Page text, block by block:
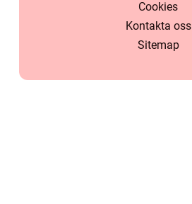
Cookies
Kontakta oss
Sitemap